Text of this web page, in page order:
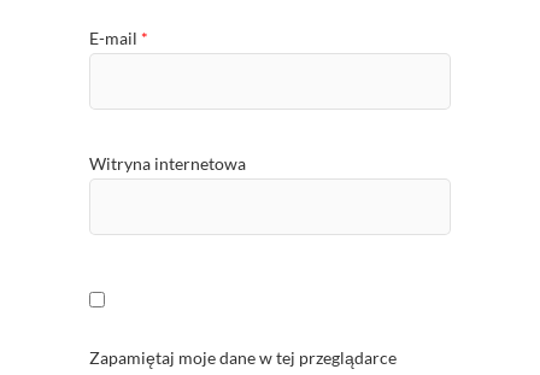
E-mail *
Witryna internetowa
Zapamiętaj moje dane w tej przeglądarce